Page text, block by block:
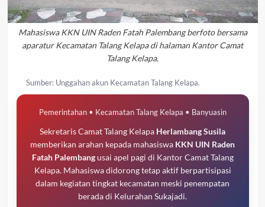
Mahasiswa KKN UIN Raden Fatah Palembang berfoto bersama
aparatur Kecamatan Talang Kelapa di halaman Kantor Camat
Talang Kelapa.
Sumber: Unggahan akun Kecamatan Talang Kelapa.
Pemerintahan • Kecamatan Talang Kelapa • Banyuasin
Sekretaris Camat Talang Kelapa Herlambang Susila
memberikan arahan kepada mahasiswa KKN UIN Raden
Fatah Palembangusai apel pagi di Kantor Camat Talang
Kelapa. Mahasiswa didorong tetap aktif berpartisipasi
dalam kegiatan tingkat kecamatan meski penempatan
berada di Kelurahan Sukajadi.